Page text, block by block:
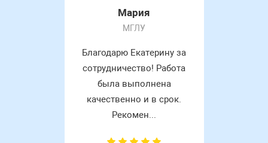
Мария
МГЛУ
Благодарю Екатерину за
сотрудничество! Работа
была выполнена
качественно и в срок.
Рекомен...